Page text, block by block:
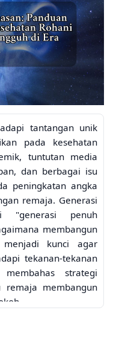
tantangan unik
pada kesehatan
tuntutan media
dan berbagai isu
peningkatan angka
remaja. Generasi
"generasi penuh
membangun
kunci agar
tekanan-tekanan
strategi
remaja membangun